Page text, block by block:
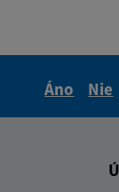
Áno
Nie